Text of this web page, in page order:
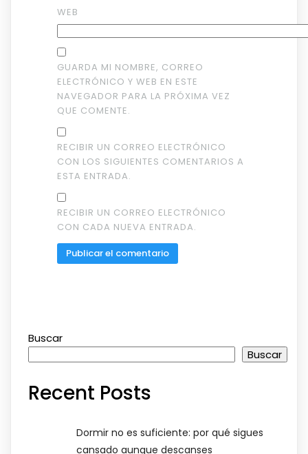
WEB
GUARDA MI NOMBRE, CORREO
ELECTRÓNICO Y WEB EN ESTE
NAVEGADOR PARA LA PRÓXIMA VEZ
QUE COMENTE.
RECIBIR UN CORREO ELECTRÓNICO
CON LOS SIGUIENTES COMENTARIOS A
ESTA ENTRADA.
RECIBIR UN CORREO ELECTRÓNICO
CON CADA NUEVA ENTRADA.
Buscar
Buscar
Recent Posts
Dormir no es suficiente: por qué sigues
cansado aunque descanses